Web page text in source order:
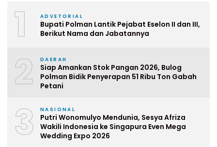
1 ADVETORIAL
Bupati Polman Lantik Pejabat Eselon II dan III,
Berikut Nama dan Jabatannya
2 DAERAH
Siap Amankan Stok Pangan 2026, Bulog
Polman Bidik Penyerapan 51 Ribu Ton Gabah
Petani
3 NASIONAL
Putri Wonomulyo Mendunia, Sesya Afriza
Wakili Indonesia ke Singapura Even Mega
Wedding Expo 2026